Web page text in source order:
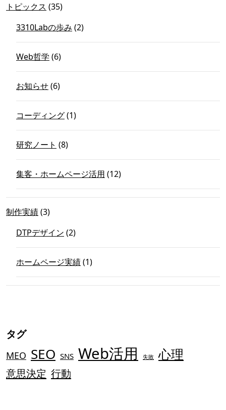
トピックス (35)
3310Labの歩み (2)
Web哲学 (6)
お知らせ(6)
コーディング(1)
研究ノート (8)
集客・ホームページ活用 (12)
制作実績(3)
DTPデザイン (2)
ホームページ実績(1)
タグ
MEO SEO SNS Web活用 失敗 心理
意思決定 行動